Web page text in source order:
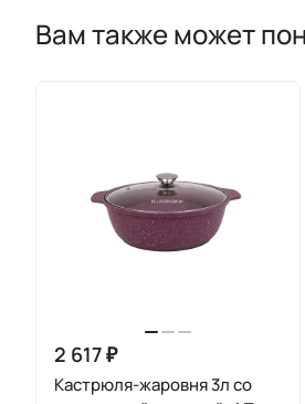
Вам также может
2 617 ₽
Кастрюля-жаровня 3л со